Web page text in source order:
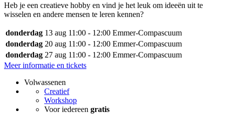
Heb je een creatieve hobby en vind je het leuk om ideeën uit te
wisselen en andere mensen te leren kennen?
donderdag 13 aug 11:00 - 12:00 Emmer-Compascuum
donderdag 20 aug 11:00 - 12:00 Emmer-Compascuum
donderdag 27 aug 11:00 - 12:00 Emmer-Compascuum
Meer informatie en tickets
Volwassenen
Creatief
Workshop
Voor iedereen gratis